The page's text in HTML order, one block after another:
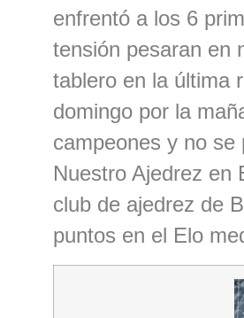
enfrentó a los 6
tensión pesaran en
tablero en la última
domingo por la
campeones y no se
Nuestro Ajedrez en
club de ajedrez de
puntos en el Elo